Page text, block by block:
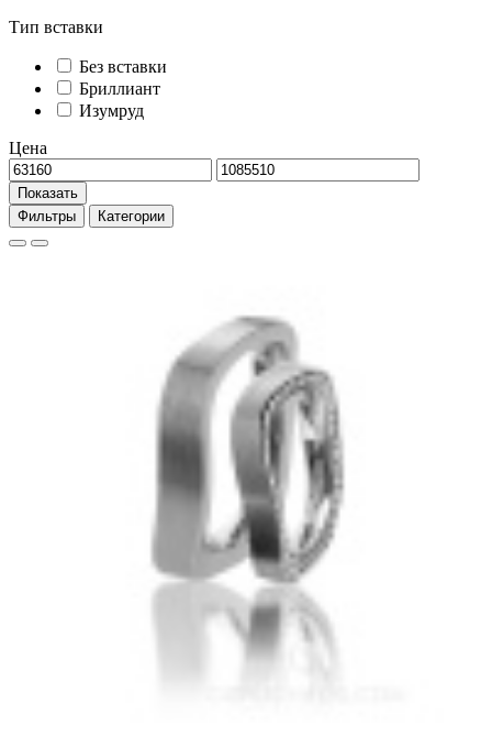
Тип вставки
Без вставки
Бриллиант
Изумруд
Цена
Показать
Фильтры
Категории